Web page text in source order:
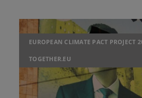
EUROPEAN CLIMATE PACT PROJECT
TOGETHER.EU